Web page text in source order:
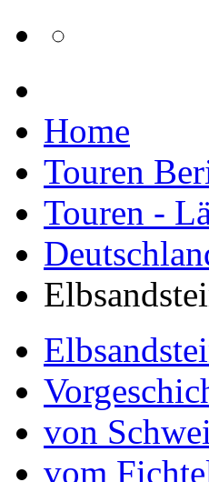
Home
Touren
Touren -
von
vom